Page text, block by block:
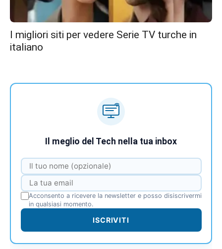
I migliori siti per vedere Serie TV turche in
italiano
Il meglio del Tech nella tua inbox
Acconsento a ricevere la newsletter e posso disiscrivermi
in qualsiasi momento.
ISCRIVITI